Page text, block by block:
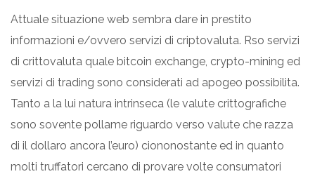
Attuale situazione web sembra dare in prestito
informazioni e/ovvero servizi di criptovaluta. Rso servizi
di crittovaluta quale bitcoin exchange, crypto-mining ed
servizi di trading sono considerati ad apogeo possibilita.
Tanto a la lui natura intrinseca (le valute crittografiche
sono sovente pollame riguardo verso valute che razza
di il dollaro ancora l’euro) ciononostante ed in quanto
molti truffatori cercano di provare volte consumatori